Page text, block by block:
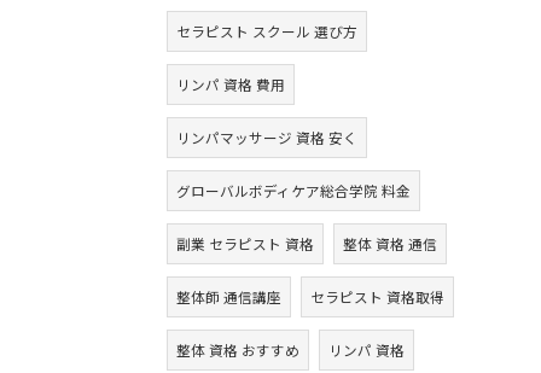
セラピスト スクール 選び方
リンパ 資格 費用
リンパマッサージ 資格 安く
グローバルボディケア総合学院 料金
副業 セラピスト 資格 整体 資格 通信
整体師 通信講座 セラピスト 資格取得
整体 資格 おすすめ リンパ 資格